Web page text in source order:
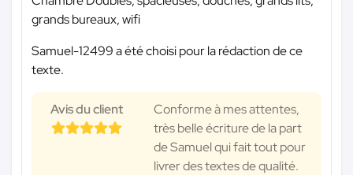
grands bureaux, wifi
Samuel-12499 a été choisi pour la rédaction de ce
texte.
Avis du client
Conforme à mes attentes,
très belle écriture de la part
de Samuel qui fait tout pour
livrer des textes de qualité.